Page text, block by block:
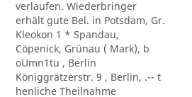
verlaufen. Wiederbringer
erhält gute Bel. in Potsdam, Gr.
Kleokon 1 * Spandau,
Cöpenick, Grünau ( Mark), b
oUmn1tu , Berlin
Königgrätzerstr. 9 , Berlin, .-- t
henliche Theilnahme